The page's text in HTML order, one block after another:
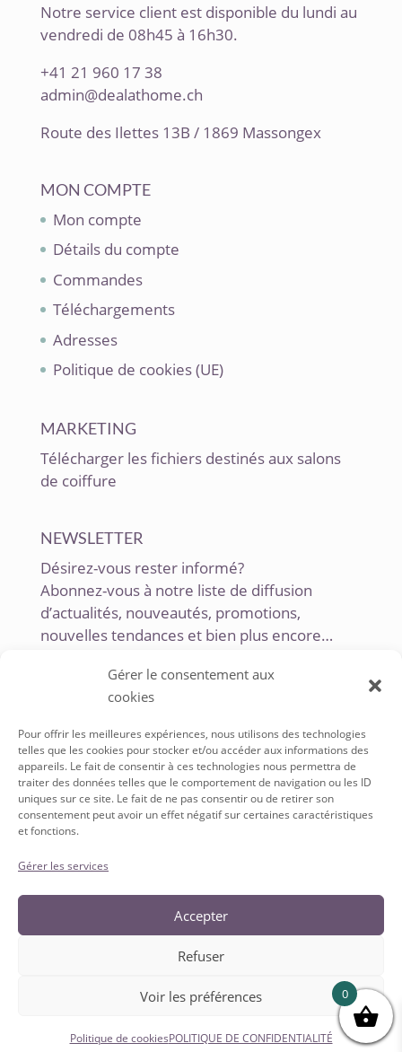
Gérer le consentement aux
cookies
Pour offrir les meilleures expériences, nous utilisons des technologies
telles que les cookies pour stocker et/ou accéder aux informations des
appareils. Le fait de consentir à ces technologies nous permettra de
traiter des données telles que le comportement de navigation ou les ID
uniques sur ce site. Le fait de ne pas consentir ou de retirer son
consentement peut avoir un effet négatif sur certaines caractéristiques
et fonctions.
Gérer les services
Accepter
Refuser
Voir les préférences
Politique de cookiesPOLITIQUE DE CONFIDENTIALITÉ
Notre service client est disponible du lundi au
vendredi de 08h45 à 16h30.
+41 21 960 17 38
admin@dealathome.ch
Route des Ilettes 13B / 1869 Massongex
MON COMPTE
Mon compte
Détails du compte
Commandes
Téléchargements
Adresses
Politique de cookies (UE)
MARKETING
Télécharger les fichiers destinés aux salons
de coiffure
NEWSLETTER
Désirez-vous rester informé?
Abonnez-vous à notre liste de diffusion
d’actualités, nouveautés, promotions,
nouvelles tendances et bien plus encore…
SERVICE À LA CLIENTÈLE
Conditions Générales de vente
Politique de Confidentialité
ADMIN@DEALATHONE.CH | +41 21 960 17 38 | DEAL@HOME.CH IS A
PRODUCT DEVELOPED BY DEALHAIR SA
0